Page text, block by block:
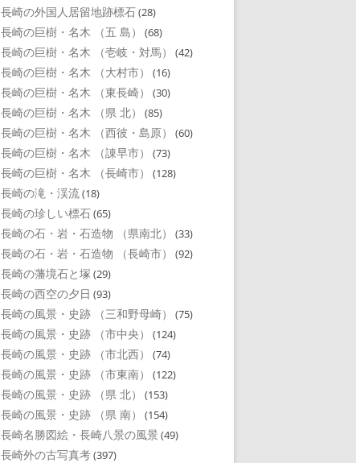
長崎の外国人居留地跡標石(28)
長崎の巨樹・名木 （五 島） (68)
長崎の巨樹・名木 （壱岐・対馬） (42)
長崎の巨樹・名木 （大村市） (16)
長崎の巨樹・名木 （東長崎） (30)
長崎の巨樹・名木 （県 北） (85)
長崎の巨樹・名木 （西彼・島原） (60)
長崎の巨樹・名木 （諌早市） (73)
長崎の巨樹・名木 （長崎市） (128)
長崎の滝・渓流(18)
長崎の珍しい標石(65)
長崎の石・岩・石造物 （県南北） (33)
長崎の石・岩・石造物 （長崎市） (92)
長崎の藩境石と塚 (29)
長崎の西空の夕日 (93)
長崎の風景・史跡 （三和野母崎） (75)
長崎の風景・史跡 （市中央） (124)
長崎の風景・史跡 （市北西） (74)
長崎の風景・史跡 （市東南） (122)
長崎の風景・史跡 （県 北） (153)
長崎の風景・史跡 （県 南） (154)
長崎名勝図絵・長崎八景の風景 (49)
長崎外の古写真考(397)